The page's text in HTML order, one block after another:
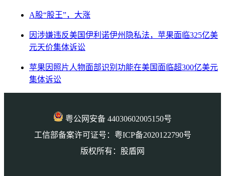
A股“股王”，大涨
因涉嫌违反美国伊利诺伊州隐私法，苹果面临325亿美
元天价集体诉讼
苹果因照片人物面部识别功能在美国面临超300亿美元
集体诉讼
粤公网安备 44030602005150号
工信部备案许可证号：粤ICP备2020122790号
版权所有：股盾网